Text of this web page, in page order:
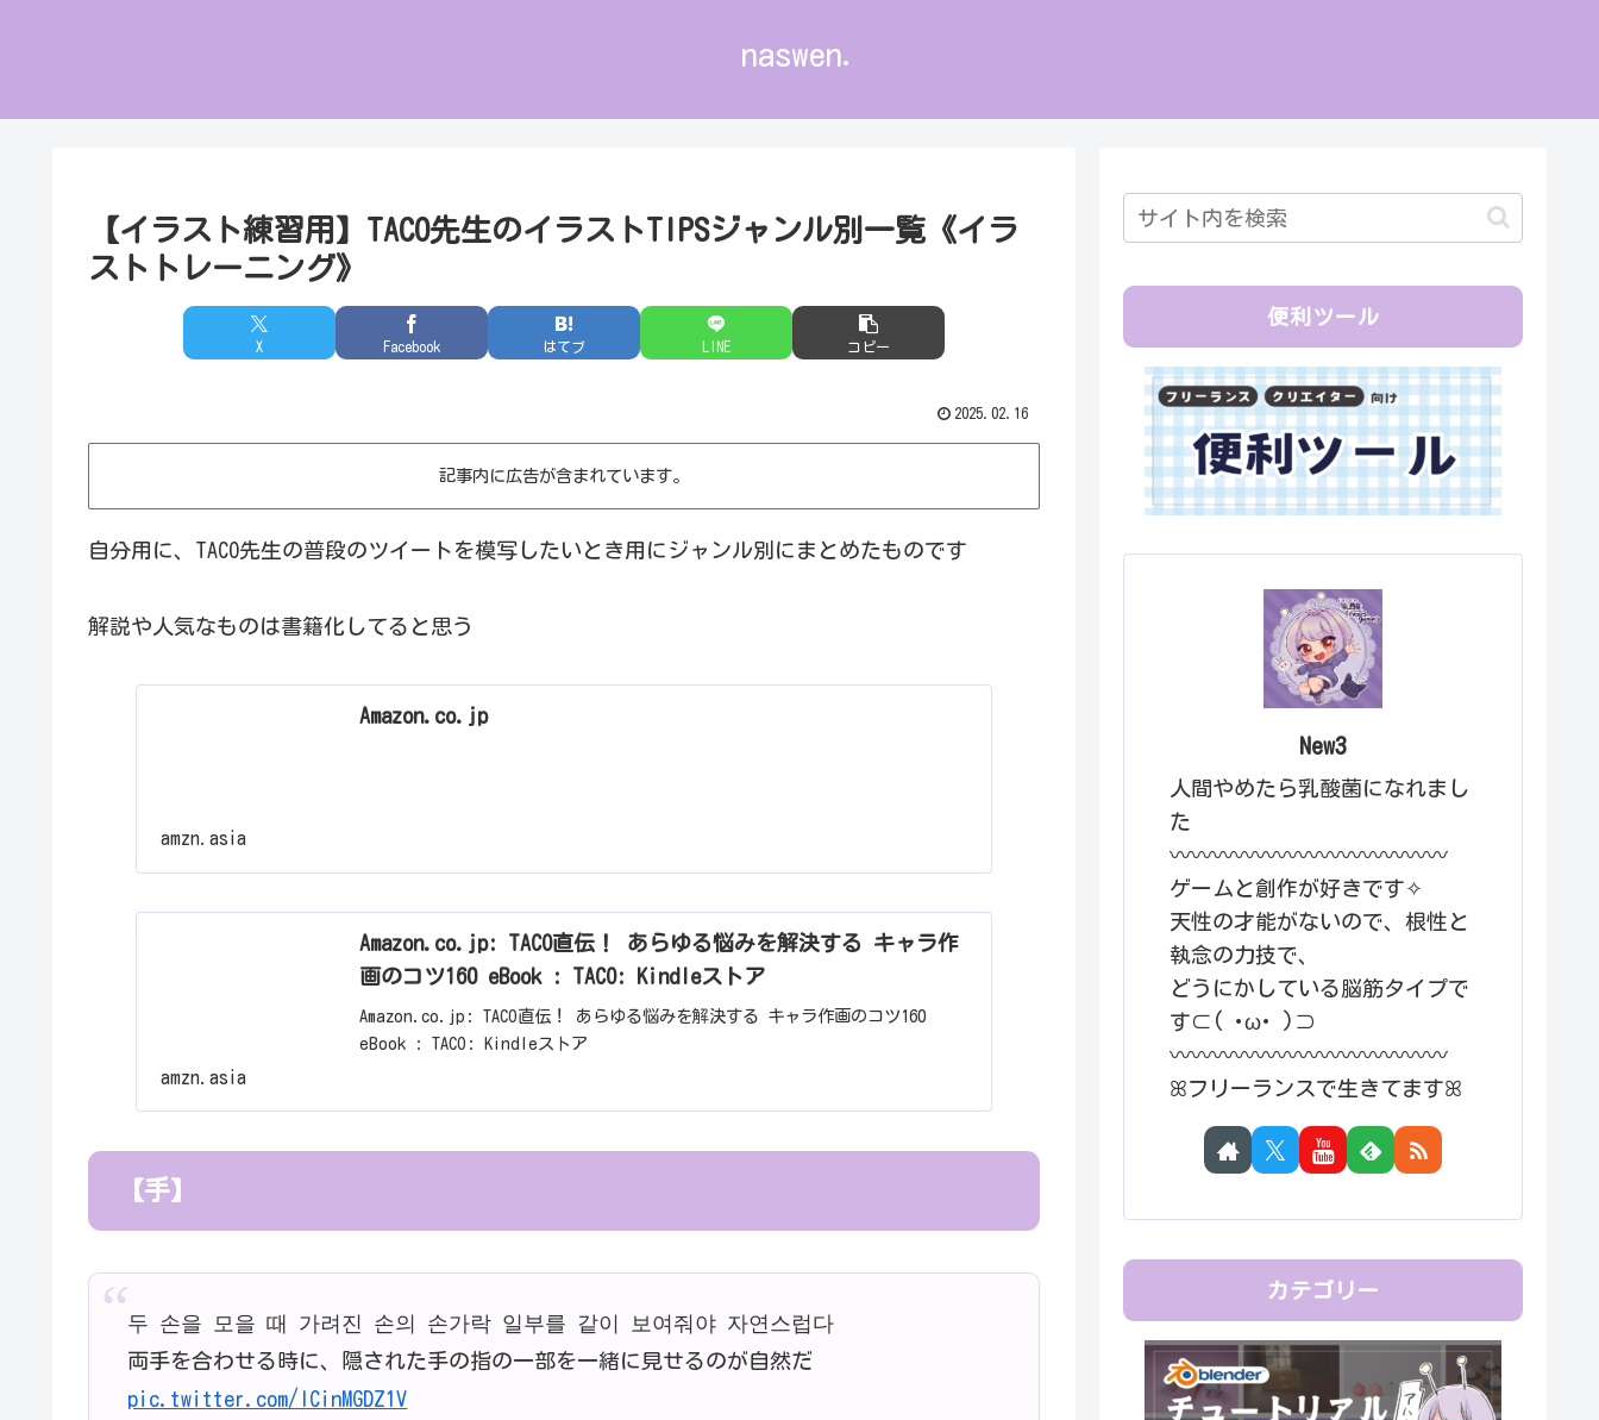
naswen.
【イラスト練習用】TACO先生のイラストTIPSジャンル別一覧《イラ
ストトレーニング》
X Facebook はてブ LINE コピー
2025.02.16
記事内に広告が含まれています。
自分用に、TACO先生の普段のツイートを模写したいとき用にジャンル別にまとめたものです
解説や人気なものは書籍化してると思う
Amazon.co.jp
amzn.asia
Amazon.co.jp: TACO直伝！ あらゆる悩みを解決する キャラ作
画のコツ160 eBook : TACO: Kindleストア
Amazon.co.jp: TACO直伝！ あらゆる悩みを解決する キャラ作画のコツ160
eBook : TACO: Kindleストア
amzn.asia
【手】
두 손을 모을 때 가려진 손의 손가락 일부를 같이 보여줘야 자연스럽다
両手を合わせる時に、隠された手の指の一部を一緒に見せるのが自然だ
pic.twitter.com/lCinMGDZ1V
便利ツール
New3
人間やめたら乳酸菌になれまし
た
〰︎〰︎〰︎〰︎〰︎〰︎〰︎〰︎〰︎〰︎〰︎〰︎〰︎
ゲームと創作が好きです✧
天性の才能がないので、根性と
執念の力技で、
どうにかしている脳筋タイプで
す⊂( ･ω･ )⊃
〰︎〰︎〰︎〰︎〰︎〰︎〰︎〰︎〰︎〰︎〰︎〰︎〰︎
ꕤフリーランスで生きてますꕤ
カテゴリー